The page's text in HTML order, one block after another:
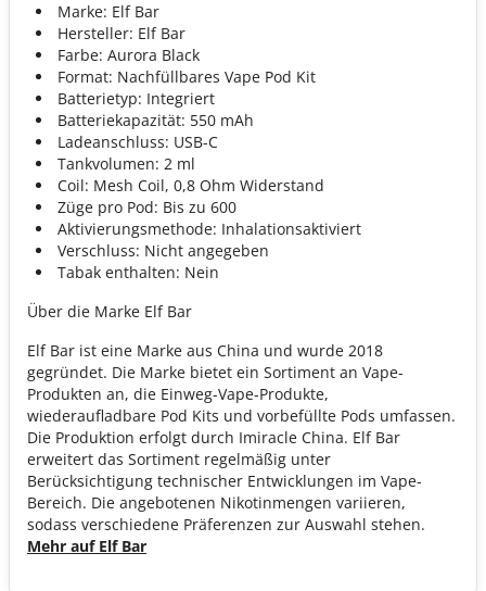
Marke: Elf Bar
Hersteller: Elf Bar
Farbe: Aurora Black
Format: Nachfüllbares Vape Pod Kit
Batterietyp: Integriert
Batteriekapazität: 550 mAh
Ladeanschluss: USB-C
Tankvolumen: 2 ml
Coil: Mesh Coil, 0,8 Ohm Widerstand
Züge pro Pod: Bis zu 600
Aktivierungsmethode: Inhalationsaktiviert
Verschluss: Nicht angegeben
Tabak enthalten: Nein
Über die Marke Elf Bar
Elf Bar ist eine Marke aus China und wurde 2018
gegründet. Die Marke bietet ein Sortiment an Vape-
Produkten an, die Einweg-Vape-Produkte,
wiederaufladbare Pod Kits und vorbefüllte Pods umfassen.
Die Produktion erfolgt durch Imiracle China. Elf Bar
erweitert das Sortiment regelmäßig unter
Berücksichtigung technischer Entwicklungen im Vape-
Bereich. Die angebotenen Nikotinmengen variieren,
sodass verschiedene Präferenzen zur Auswahl stehen.
Mehr auf Elf Bar